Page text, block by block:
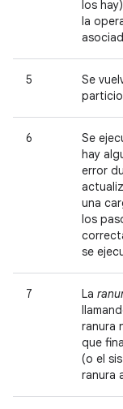
los
la
5
Se
6
Se
hay
error
una
los
se
7 La
ranura
que
(o el
ranura